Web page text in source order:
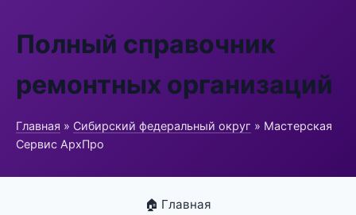
Полный справочник
ремонтных организаций
Главная » Сибирский федеральный округ » Мастерская
Сервис АрхПро
🏠 Главная